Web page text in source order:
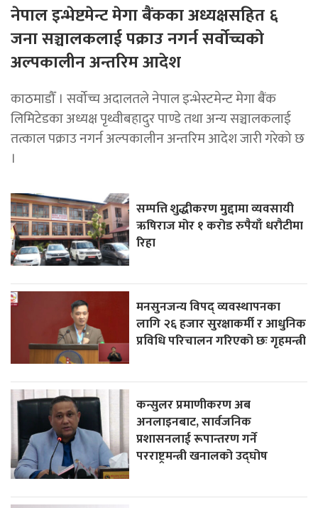
नेपाल इन्भेष्टमेन्ट मेगा बैंकका अध्यक्षसहित ६
जना सञ्चालकलाई पक्राउ नगर्न सर्वोच्चको
अल्पकालीन अन्तरिम आदेश
काठमाडौँ । सर्वोच्च अदालतले नेपाल इन्भेस्टमेन्ट मेगा बैंक
लिमिटेडका अध्यक्ष पृथ्वीबहादुर पाण्डे तथा अन्य सञ्चालकलाई
तत्काल पक्राउ नगर्न अल्पकालीन अन्तरिम आदेश जारी गरेको छ
।
सम्पत्ति शुद्धीकरण मुद्दामा व्यवसायी
ऋषिराज मोर १ करोड रुपैयाँ धरौटीमा
रिहा
मनसुनजन्य विपद् व्यवस्थापनका
लागि २६ हजार सुरक्षाकर्मी र आधुनिक
प्रविधि परिचालन गरिएको छः गृहमन्त्री
कन्सुलर प्रमाणीकरण अब
अनलाइनबाट, सार्वजनिक
प्रशासनलाई रूपान्तरण गर्ने
परराष्ट्रमन्त्री खनालको उद्घोष